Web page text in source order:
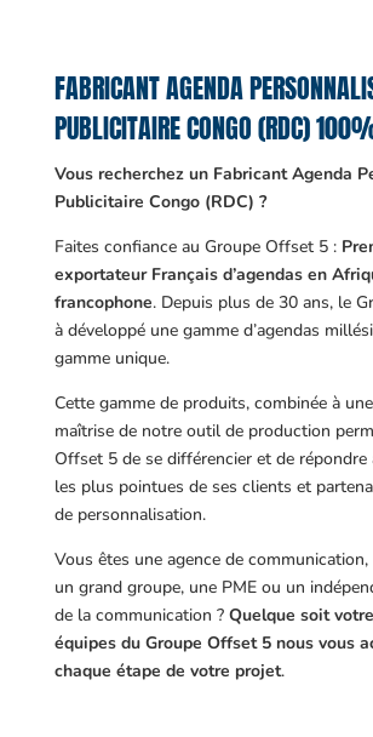
FABRICANT AGENDA
PUBLICITAIRE CONGO (RDC)
Vous recherchez un Fabricant Agenda
Publicitaire Congo (RDC) ?
Faites confiance au Groupe Offset 5 :
exportateur Français d’agendas en
francophone. Depuis plus de 30 ans, le
à développé une gamme d’agendas
gamme unique.
Cette gamme de produits, combinée à
maîtrise de notre outil de production
Offset 5 de se différencier et de répondre
les plus pointues de ses clients et
de personnalisation.
Vous êtes une agence de
un grand groupe, une PME ou un
de la communication ? Quelque soit
équipes du Groupe Offset 5 nous vous
chaque étape de votre projet.